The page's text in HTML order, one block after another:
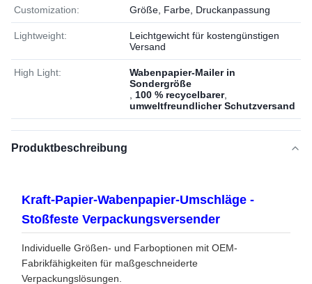
Customization: Größe, Farbe, Druckanpassung
Lightweight:
Leichtgewicht für kostengünstigen
Versand
High Light:
Wabenpapier-Mailer in
Sondergröße
100 % recycelbarer,
umweltfreundlicher Schutzversand
Produktbeschreibung
Kraft-Papier-Wabenpapier-Umschläge -
Stoßfeste Verpackungsversender
Individuelle Größen- und Farboptionen mit OEM-
Fabrikfähigkeiten für maßgeschneiderte
Verpackungslösungen.